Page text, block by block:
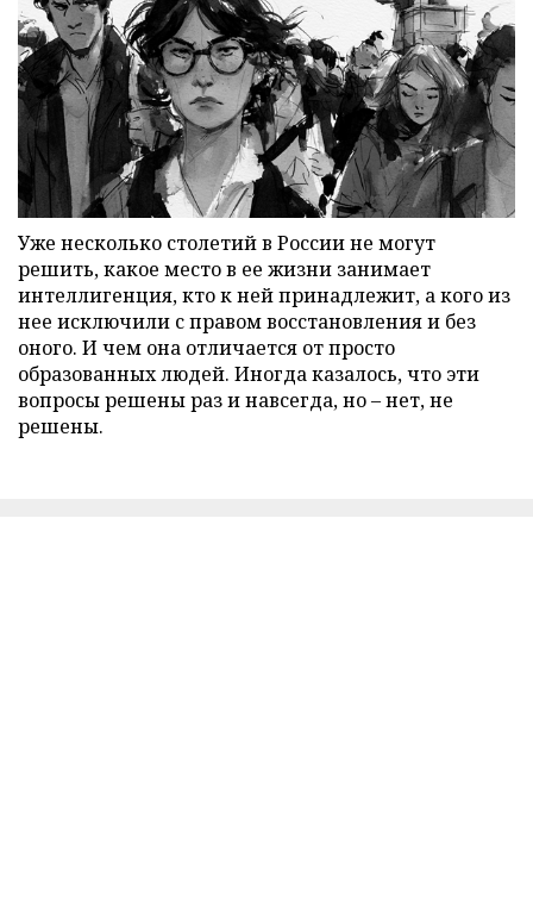
Уже несколько столетий в России не могут
решить, какое место в ее жизни занимает
интеллигенция, кто к ней принадлежит, а кого из
нее исключили с правом восстановления и без
оного. И чем она отличается от просто
образованных людей. Иногда казалось, что эти
вопросы решены раз и навсегда, но – нет, не
решены.